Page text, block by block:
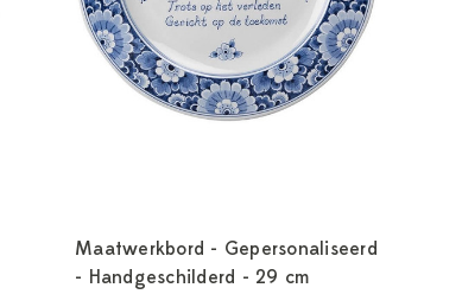
Maatwerkbord - Gepersonaliseerd
- Handgeschilderd - 29 cm